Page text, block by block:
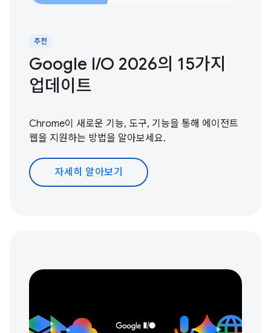
추천
Google I / O 2026의 15가지
업데이트
Chrome이 새로운 기능, 도구, 기능을 통해 에이전트
웹을 지원하는 방법을 알아보세요.
자세히 알아보기